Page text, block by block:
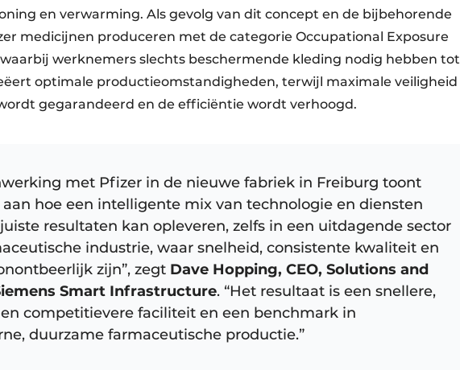
en verwarming. Als gevolg van dit concept en de bijbehorende
medicijnen produceren met de categorie Occupational Exposure
waarbij werknemers slechts beschermende kleding nodig hebben tot
optimale productieomstandigheden, terwijl maximale veiligheid
gegarandeerd en de efficiëntie wordt verhoogd.
met Pfizer in de nieuwe fabriek in Freiburg toont
hoe een intelligente mix van technologie en diensten
resultaten kan opleveren, zelfs in een uitdagende sector
industrie, waar snelheid, consistente kwaliteit en
zijn”, zegt Dave Hopping, CEO, Solutions and
Smart Infrastructure. “Het resultaat is een snellere,
competitievere faciliteit en een benchmark in
duurzame farmaceutische productie.”